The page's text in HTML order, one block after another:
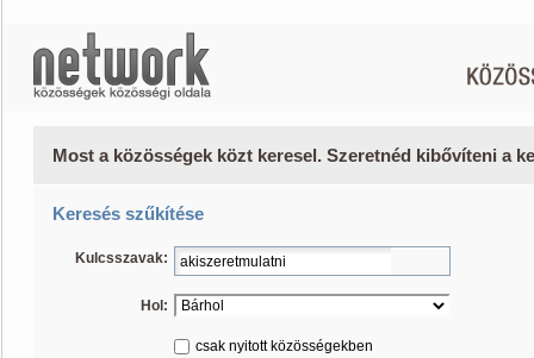
Most a közösségek közt keresel. Szeretnéd kibővíteni a
Keresés szűkítése
Kulcsszavak:
Hol:
csak nyitott közösségekben